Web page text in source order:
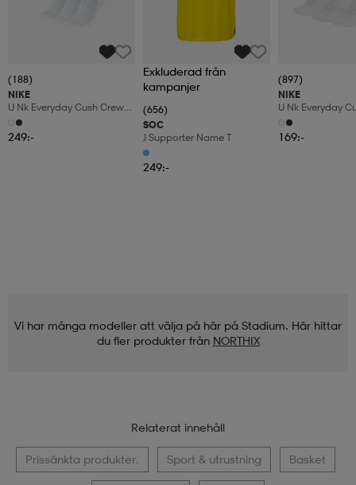
(188)
NIKE
U Nk Everyday Cush Crew
6pr-Bd
249:-
Exkluderad från
kampanjer
(656)
SOC
J Supporter Name T
249:-
(897)
NIKE
U Nk Everyday
3pr
169:-
Vi har många modeller att välja på här på Stadium. Här hittar
du fler produkter från NORTHIX
Relaterat innehåll
Prissänkta produkter. Sport & utrustning Basket